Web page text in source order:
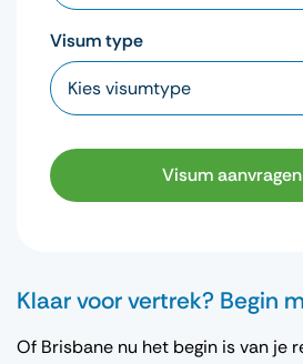
Visum type
Visum aanvragen
Klaar voor vertrek? Begin
Of Brisbane nu het begin is van je